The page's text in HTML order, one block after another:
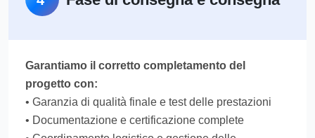
Garantiamo il corretto completamento del
progetto con:
• Garanzia di qualità finale e test delle prestazioni
• Documentazione e certificazione complete